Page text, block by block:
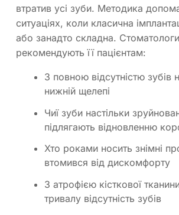
втратив усі зуби. Методика
ситуаціях, коли класична
або занадто складна. Стоматологи
рекомендують її пацієнтам:
З повною відсутністю зубів
нижній щелепі
Чиї зуби настільки
підлягають відновленню
Хто роками носить знімні
втомився від дискомфорту
З атрофією кісткової
тривалу відсутність зубів